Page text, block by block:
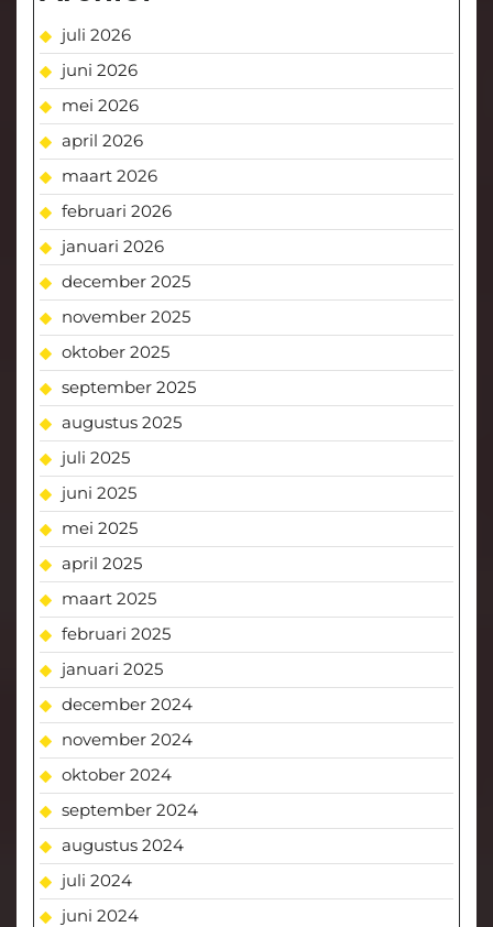
juli 2026
juni 2026
mei 2026
april 2026
maart 2026
februari 2026
januari 2026
december 2025
november 2025
oktober 2025
september 2025
augustus 2025
juli 2025
juni 2025
mei 2025
april 2025
maart 2025
februari 2025
januari 2025
december 2024
november 2024
oktober 2024
september 2024
augustus 2024
juli 2024
juni 2024